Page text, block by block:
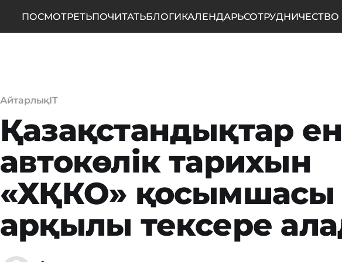
ПОСМОТРЕТЬПОЧИТАТЬБЛОГИКАЛЕНДАРЬСОТРУДНИЧЕСТВО
АйтарлықIT
Қазақстандықтар
автокөлік тарихын
«ХҚКО» қосымшасы
арқылы тексере